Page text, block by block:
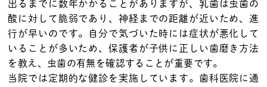
出るまでに数年かかることがありますが、乳歯は虫歯の
酸に対して脆弱であり、神経までの距離が近いため、進
行が早いのです。自分で気づいた時には症状が悪化して
いることが多いため、保護者が子供に正しい歯磨き方法
を教え、虫歯の有無を確認することが重要です。
当院では定期的な健診を実施しています。歯科医院に通